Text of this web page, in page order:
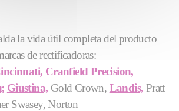
la vida útil completa del producto
de rectificadoras:
Cranfield Precision,
Giustina, Gold Crown, Landis, Pratt
Swasey, Norton